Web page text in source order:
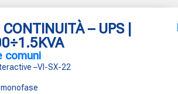
– UPS |
comuni
–VI-SX-22